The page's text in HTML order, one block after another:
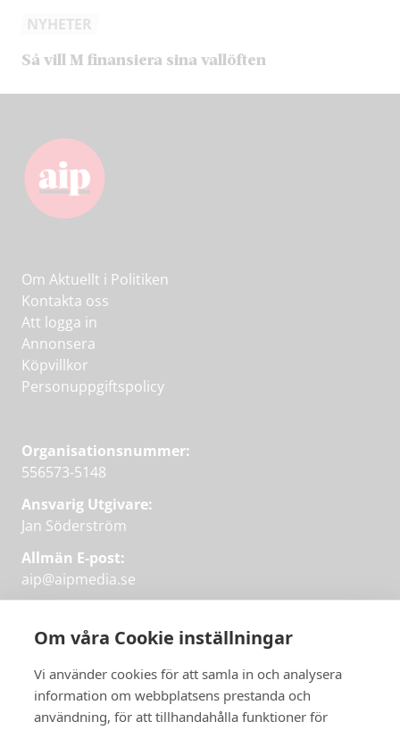
Om våra Cookie inställningar
Vi använder cookies för att samla in och analysera
information om webbplatsens prestanda och
användning, för att tillhandahålla funktioner för
NYHETER
Så vill M finansiera sina vallöften
Om Aktuellt i Politiken
Kontakta oss
Att logga in
Annonsera
Köpvillkor
Personuppgiftspolicy
Organisationsnummer:
556573-5148
Ansvarig Utgivare:
Jan Söderström
Allmän E-post:
aip@aipmedia.se
aip@flowyinfo.seeller 08-1210 60 40.
Instagram
LinkedIn
Twitter
Facebook